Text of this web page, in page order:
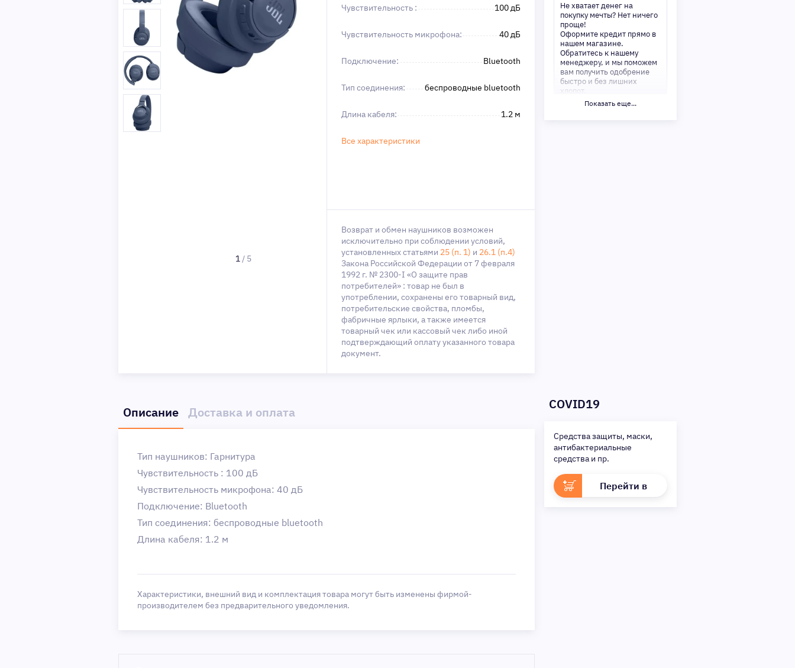
1/ 5
Чувствительность : 100 дБ
Чувствительность микрофона: 40 дБ
Подключение: Bluetooth
Тип соединения: беспроводные bluetooth
Длина кабеля: 1.2 м
Все характеристики
Возврат и обмен наушников возможен
исключительно при соблюдении условий,
установленных статьями 25 (п. 1) и 26.1 (п.4)
Закона Российской Федерации от 7 февраля
1992 г. № 2300-I «О защите прав
потребителей» : товар не был в
употреблении, сохранены его товарный вид,
потребительские свойства, пломбы,
фабричные ярлыки, а также имеется
товарный чек или кассовый чек либо иной
подтверждающий оплату указанного товара
документ.
Не хватает денег на
покупку мечты? Нет ничего
проще!
Оформите кредит прямо в
нашем магазине.
Обратитесь к нашему
менеджеру, и мы поможем
вам получить одобрение
быстро и без лишних
хлопот.
Показать еще...
Описание Доставка и оплата
Тип наушников: Гарнитура
Чувствительность : 100 дБ
Чувствительность микрофона: 40 дБ
Подключение: Bluetooth
Тип соединения: беспроводные bluetooth
Длина кабеля: 1.2 м
Характеристики, внешний вид и комплектация товара могут быть изменены фирмой-
производителем без предварительного уведомления.
COVID19
Средства защиты, маски,
антибактериальные
средства и пр.
Перейти в